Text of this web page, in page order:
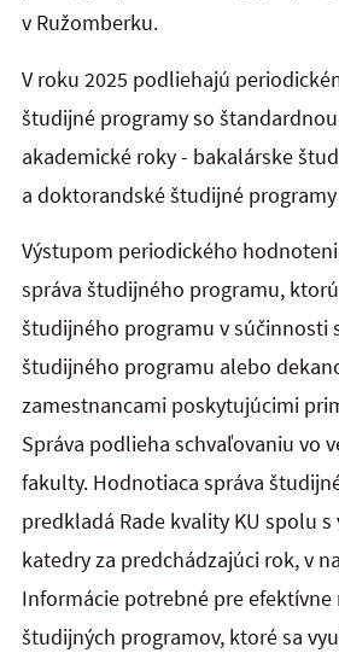
v Ružomberku.
V roku 2025 podliehajú
študijné programy so
akademické roky - bakalárske
a doktorandské študijné
Výstupom periodického
správa študijného programu,
študijného programu v súčinnosti
študijného programu alebo
zamestnancami poskytujúcimi
Správa podlieha schvaľovaniu vo
fakulty. Hodnotiaca správa
predkladá Rade kvality KU spolu
katedry za predchádzajúci rok, v
Informácie potrebné pre efektívne
študijných programov, ktoré sa